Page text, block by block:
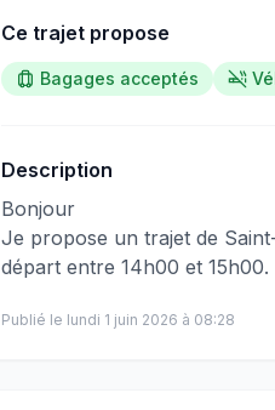
Ce trajet propose
Bagages acceptés
Description
​‌​‍​‌‌​​​‌‌​‌‌​‌‌​‌​‌‌‌​​​​​‌‌‌​‌‌​​​‌‌​‌​​​‌‌​‌​‌‌​‌‌‌‌​​​​​‌‌​‌‌‌​​‌‌​​‌‌​​‌‌​​​​​​‌‌​​​​​​‌‌​​​​​‌‌​‌‌‌‌​‌‌​‌​‌​​‌‌​‌‌​‌​​‌‌​​​​​​‌‌​‌​​​‌‌‌‌​​​​‌‌​​‌‌​​‌‌​​‌​‌​‌‌‌‌​​​​​‌‌​​‌‌​‌‌‌​​‌​​‌‌​​​‌‌​‌‌​​​‌​‍Bonjour
Je propose un trajet de
départ entre 14h00 et 15h00.
Publié le lundi 1 juin 2026 à 08:28